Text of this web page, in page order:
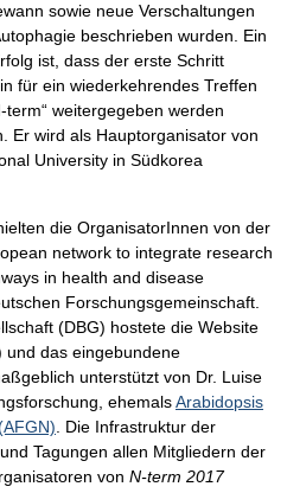
sowie neue Verschaltungen
beschrieben wurden. Ein
ist, dass der erste Schritt
für ein wiederkehrendes Treffen
weitergegeben werden
Er wird als Hauptorganisator von
University in Südkorea
die OrganisatorInnen von der
network to integrate research
in health and disease
Forschungsgemeinschaft.
(DBG) hostete die Website
das eingebundene
unterstützt von Dr. Luise
ehemalsArabidopsis
. Die Infrastruktur der
Tagungen allen Mitgliedern der
von N-term 2017